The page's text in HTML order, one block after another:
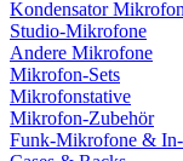
Kondensator
Studio-Mikrofone
Andere Mikrofone
Mikrofon-Sets
Mikrofonstative
Mikrofon-Zubehör
Funk-Mikrofone & In-